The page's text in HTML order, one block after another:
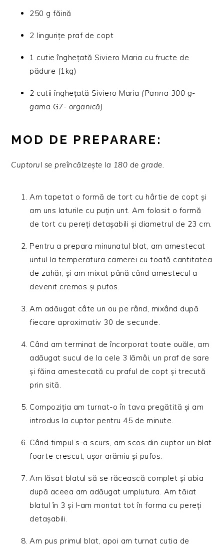
250 g făină
2 lingurițe praf de copt
1 cutie înghețată Siviero Maria cu fructe de
pădure (1kg)
2 cutii înghețată Siviero Maria (Panna 300 g-
gama G7- organică)
MOD DE PREPARARE:
Cuptorul se preîncălzește la 180 de grade.
Am tapetat o formă de tort cu hârtie de copt și
am uns laturile cu puțin unt. Am folosit o formă
de tort cu pereți detașabili și diametrul de 23 cm.
Pentru a prepara minunatul blat, am amestecat
untul la temperatura camerei cu toată cantitatea
de zahăr, și am mixat până când amestecul a
devenit cremos și pufos.
Am adăugat câte un ou pe rând, mixând după
fiecare aproximativ 30 de secunde.
Când am terminat de încorporat toate ouăle, am
adăugat sucul de la cele 3 lămâi, un praf de sare
și făina amestecată cu praful de copt și trecută
prin sită.
Compoziția am turnat-o în tava pregătită și am
introdus la cuptor pentru 45 de minute.
Când timpul s-a scurs, am scos din cuptor un blat
foarte crescut, ușor arămiu și pufos.
Am lăsat blatul să se răcească complet și abia
după aceea am adăugat umplutura. Am tăiat
blatul în 3 și l-am montat tot în forma cu pereți
detașabili.
Am pus primul blat, apoi am turnat cutia de